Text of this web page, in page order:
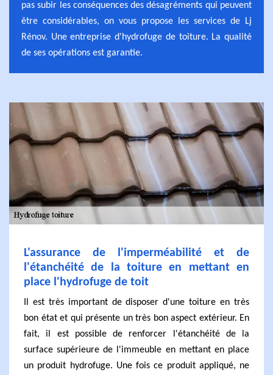
pas subir les conséquences des désagréments qui peuvent
être considérables, on vous propose les services de Lj
Rénov. Une entreprise d'hydrofuge de toiture. La qualité
de ses opérations est garantie.
L'assurance de l'imperméabilité et de
l'étanchéité de la toiture en mettant en
place l'hydrofuge de toit
Il est très important de disposer d'une toiture en très
bon état et qui présente un très bon aspect extérieur. En
fait, il est possible de renforcer l'étanchéité de la
surface supérieure de l'immeuble en mettant en place
un produit hydrofuge. Une fois ce produit appliqué, ne